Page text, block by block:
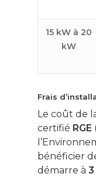
15 kW à 20
kW
Frais
Le coût de
certifié RGE
bénéficier
démarre à